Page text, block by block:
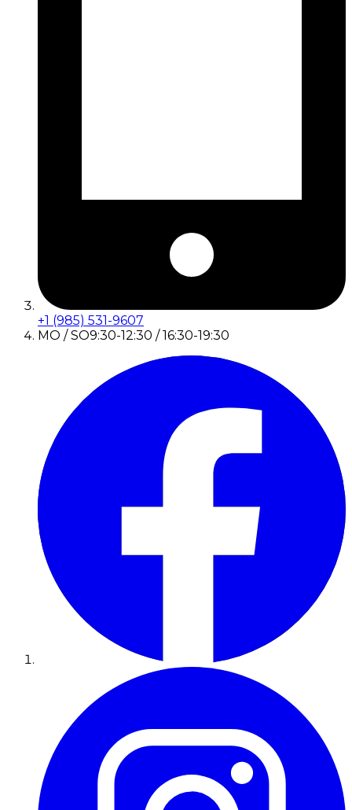
+1 (985) 531-9607
MO / SO9:30-12:30 / 16:30-19:30